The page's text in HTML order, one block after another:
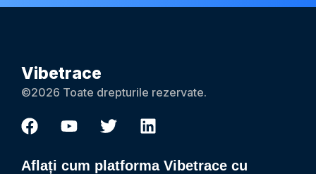
Vibetrace
©2026 Toate drepturile rezervate.
Aflați cum platforma Vibetrace cu